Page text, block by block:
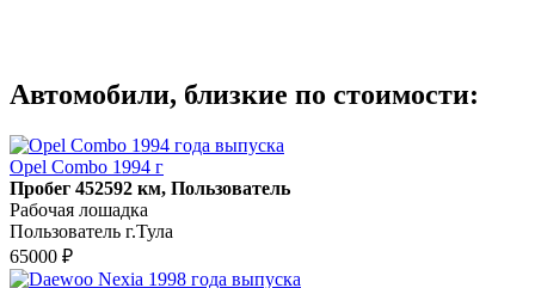
Автомобили, близкие по стоимости:
Opel Combo 1994 г
Пробег 452592 км, Пользователь
Рабочая лошадка
Пользователь г.Тула
65000 ₽